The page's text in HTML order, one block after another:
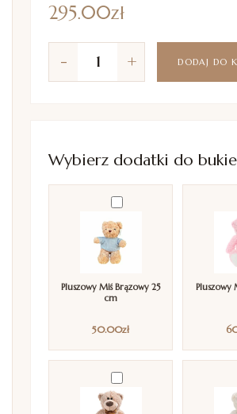
295.00zł
+
- DODAJ DO
Wybierz dodatki do
Pluszowy Miś Brązowy 25
cm
50.00zł
Pluszowy